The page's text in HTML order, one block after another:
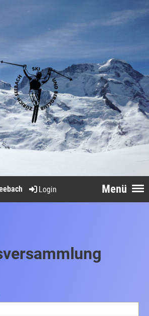
Menü
Login